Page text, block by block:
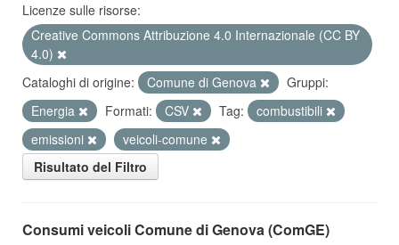
Licenze sulle risorse:
Creative Commons Attribuzione 4.0 Internazionale (CC BY
4.0)
Cataloghi di origine:
Comune di Genova
Gruppi:
Energia
Formati: CSV Tag:
combustibili
emissioni
veicoli-comune
Risultato del Filtro
Consumi veicoli Comune di Genova (ComGE)